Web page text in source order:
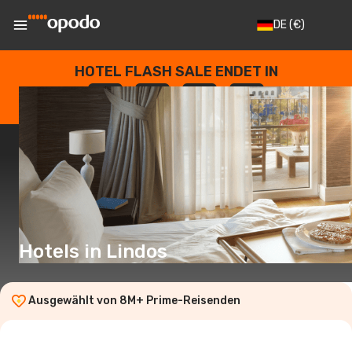
DE(€)
HOTEL FLASH SALE ENDET IN
--
TAGE
: --
STUNDEN
: --
SEKUNDEN
Hotels in Lindos
Ausgewählt von 8M+ Prime-Reisenden